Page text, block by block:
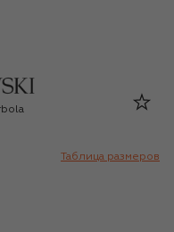
Таблица размеров